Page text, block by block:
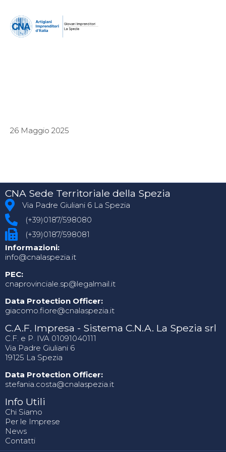
26 Maggio 2025
CNA Sede Territoriale della Spezia
Via Padre Giuliani 6 La Spezia
(+39)0187/598080
(+39)0187/598081
Informazioni:
info@cnalaspezia.it
PEC:
cnaprovinciale.sp@legalmail.it
Data Protection Officer:
giacomo.fiore@cnalaspezia.it
C.A.F. Impresa - Sistema C.N.A. La Spezia srl
C.F. e P. IVA 01091040111
Via Padre Giuliani 6
19125 La Spezia
Data Protection Officer:
stefania.costa@cnalaspezia.it
Info Utili
Chi Siamo
Per le Imprese
News
Contatti